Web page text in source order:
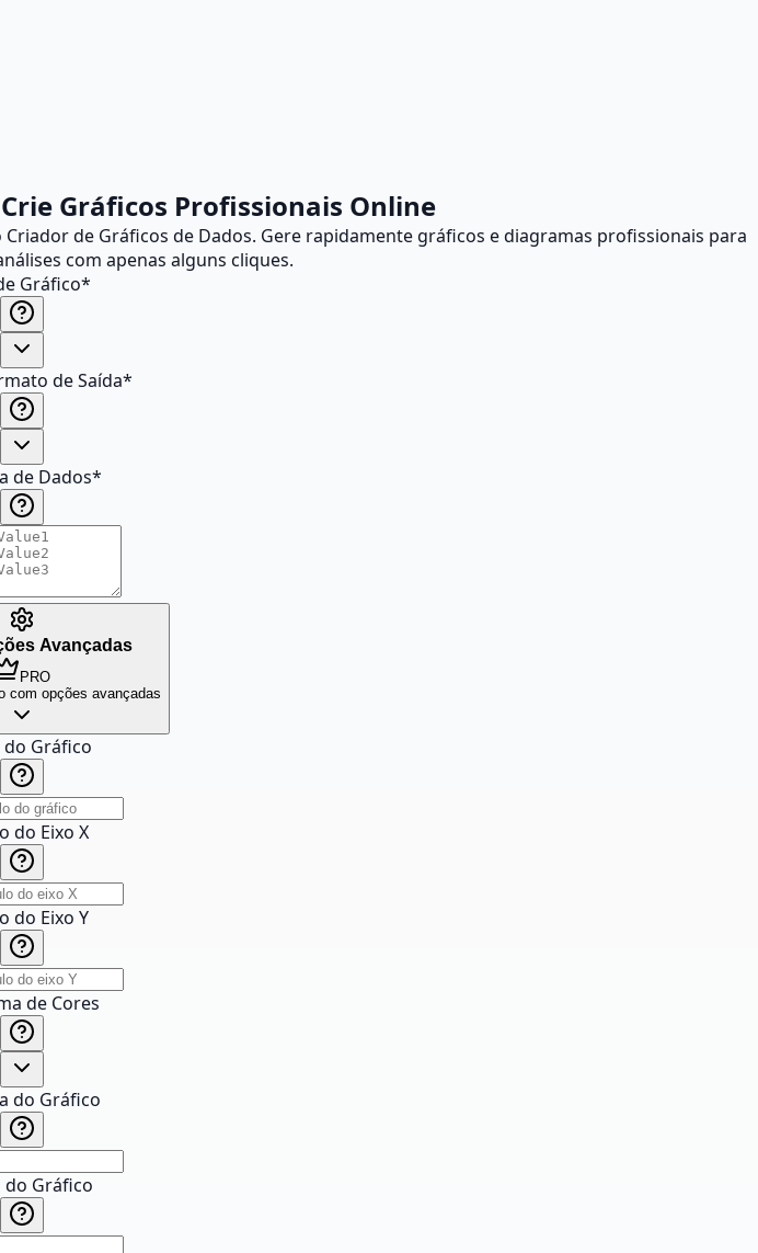
Gráficos Profissionais Online
de Gráficos de Dados. Gere rapidamente gráficos e diagramas profissionais para
com apenas alguns cliques.
Gráfico*
de Saída*
de Dados*
Avançadas
PRO
com opções avançadas
Gráfico
do Eixo X
do Eixo Y
de Cores
do Gráfico
do Gráfico